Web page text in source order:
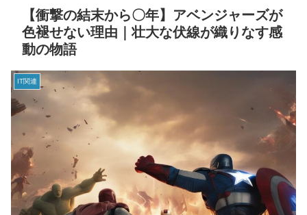
【衝撃の結末から〇年】アベンジャーズが
色褪せない理由｜壮大な伏線が織りなす感
動の物語
IT関連